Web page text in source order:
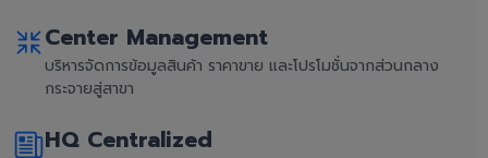
Center Management
บริหารจัดการข้อมูลสินค้า ราคาขาย และโปรโมชั่นจากส่วนกลาง
กระจายสู่สาขา
HQ Centralized